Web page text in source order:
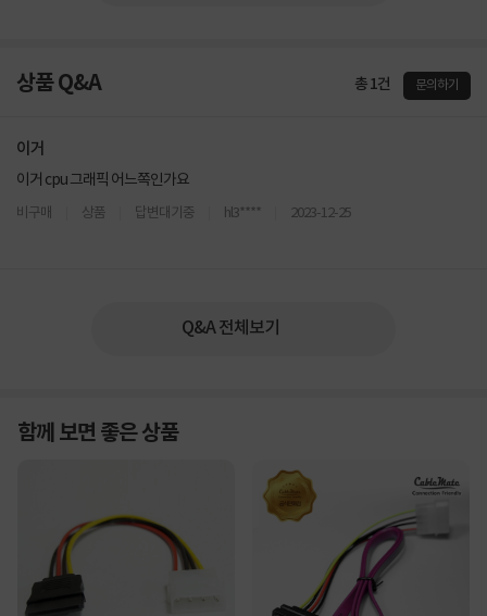
상품 Q&A 총 1건 문의하기
이거
이거 cpu 그래픽 어느쪽인가요
비구매 상품 답변대기중 hl3**** 2023-12-25
Q&A 전체보기
함께 보면 좋은 상품